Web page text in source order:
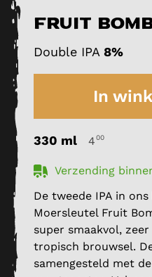
Fruit
Double IPA 8%
In
330 ml 400
Verzending
De tweede IPA in
Moersleutel Fruit
super smaakvol,
tropisch brouwsel.
samengesteld met